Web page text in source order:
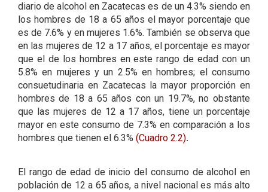
diario de alcohol en Zacatecas es de un 4.3% siendo en
los hombres de 18 a 65 años el mayor porcentaje que
es de 7.6% y en mujeres 1.6%. También se observa que
en las mujeres de 12 a 17 años, el porcentaje es mayor
que el de los hombres en este rango de edad con un
5.8% en mujeres y un 2.5% en hombres; el consumo
consuetudinaria en Zacatecas la mayor proporción en
hombres de 18 a 65 años con un 19.7%, no obstante
que las mujeres de 12 a 17 años, tiene un porcentaje
mayor en este consumo de 7.3% en comparación a los
hombres que tienen el 6.3% (Cuadro 2.2).
El rango de edad de inicio del consumo de alcohol en
población de 12 a 65 años, a nivel nacional es más alto